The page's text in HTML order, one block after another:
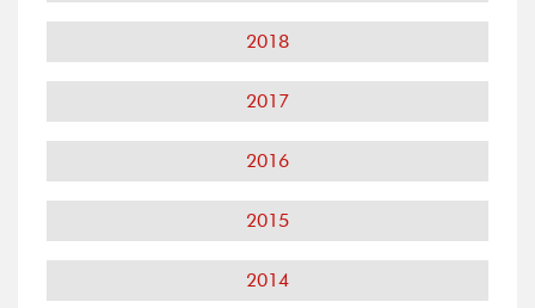
2018
2017
2016
2015
2014